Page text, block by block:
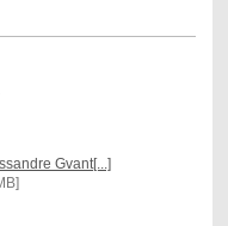
Gvant[...]